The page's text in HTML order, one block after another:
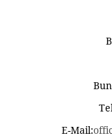
E-Mail: